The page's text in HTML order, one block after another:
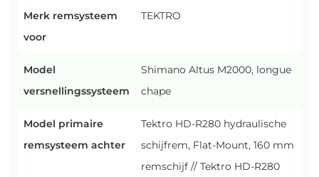
Merk remsysteem
voor
TEKTRO
Model
versnellingssysteem
Shimano Altus M2000, longue
chape
Model primaire
remsysteem achter
Tektro HD-R280 hydraulische
schijfrem, Flat-Mount, 160 mm
remschijf // Tektro HD-R280